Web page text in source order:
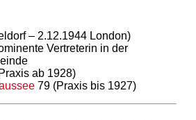
– 2.12.1944 London)
Vertreterin in der
ab 1928)
79 (Praxis bis 1927)